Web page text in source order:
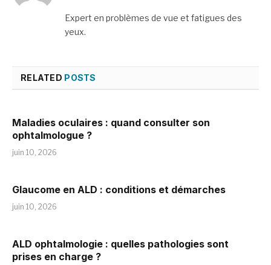
Expert en problèmes de vue et fatigues des
yeux.
RELATED POSTS
Maladies oculaires : quand consulter son
ophtalmologue ?
juin 10, 2026
Glaucome en ALD : conditions et démarches
juin 10, 2026
ALD ophtalmologie : quelles pathologies sont
prises en charge ?